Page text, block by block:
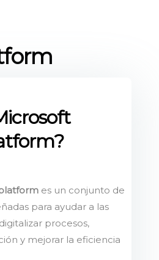
es un conjunto de
para ayudar a las
procesos,
y mejorar la eficiencia